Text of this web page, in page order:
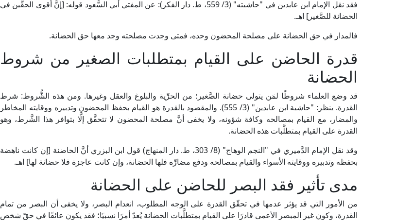
فقد نقل الإمام ابن عابدين في "حاشيته" (3/ 559، ط. دار الفكر): عن المفتي أبي السُّعود قوله: [إنَّ أقوى الحقَّين في
الحضانة للصَّغير] اهـ.
فالمدار في حق الحضانة على مصلحة المحضون وحده، فمتى وجدت مصلحته وجد معها حق الحضانة.
قدرة الحاضن على القيام بمتطلبات الصغير من شروط
الحضانة
قد وضع العلماء شروطًا لمَن يتولى حضانة الصَّغير؛ من الحرِّية والبلوغ والعقل وغيرها. ومن هذه الشُّروط: شرط
القدرة. ينظر: "حاشية ابن عابدين" (3/ 555). والمقصود بالقدرة هو القيام بحفظ المحضون وتدبيره ووقايته المخاطر
والمضار، مع القيام بمصالحه وكافة شؤونه، ولا يخفى أنَّ مصلحة المحضون لا تتحقَّق إلَّا بتوافر هذا الشَّرط، وهو
القدرة على القيام بمتطلَّبات هذه الحضانة.
وقد نقل الإمام الدَّميري في "النجم الوهاج" (8/ 303، ط. دار المنهاج) قول ابن البزري أنَّ الحاضنة [إن كانت ناهضة
بحفظه وتدبيره ووقايته الأسواء والقيام بمصالحه ودفع مضارِّه فلها الحضانة، وإن كانت عاجزة فلا حضانة لها] اهـ.
مدى تأثير فقد البصر للحاضن على الحضانة
من الأمور التي قد يؤثر عدمها في تحقّق القدرة على الوجه المطلوب، انعدام البصر، ولا يخفى أن البصر من تمام
القدرة، وكون غير المبصر الأعمى قادرًا على القيام بمتطلَّبات الحضانة يُعدّ أمرًا نسبيًا؛ فقد يكون عائقًا في حقّ شخص